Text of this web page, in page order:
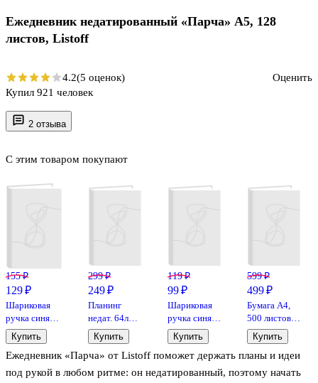
2 отзыва
Ежедневник «Парча» от Listoff поможет держать планы и идеи
под рукой в любом ритме: он недатированный, поэтому начать
С этим товаром покупают
155 ₽
129 ₽
Шариковая
ручка синяя
0,5 мм, MC
Gold,
MunHwa
Купить
299 ₽
249 ₽
Планинг
недат. 64л
"Парча"
карманный,
7БЦ,
покрытие
Купить
119 ₽
99 ₽
Шариковая
ручка синяя
0,5 мм,
Option,
MunHwa
Купить
599 ₽
499 ₽
Бумага А4,
500 листов,
«SvetoCopy»,
Svetocopy
Купить
Ежедневник недатированный «Парча» А5, 128
листов, Listoff
4.2(5 оценок)
Оценить
Купил 921 человек